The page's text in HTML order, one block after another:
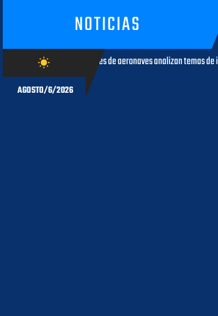
NOTICIAS
wb_sunny
AGOSTO/6/2026
de aeronaves analizan temas de interés para la aviación civil